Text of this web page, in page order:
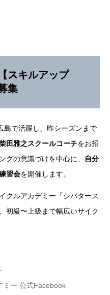
スキルアップ
集
島で活躍し、昨シーズンまで
田雅之スクールコーチをお招
グの意識づけを中心に、
自分
習会を開催します。
クルアカデミー「シバタース
初級〜上級まで幅広いサイク
ミー 公式Facebook